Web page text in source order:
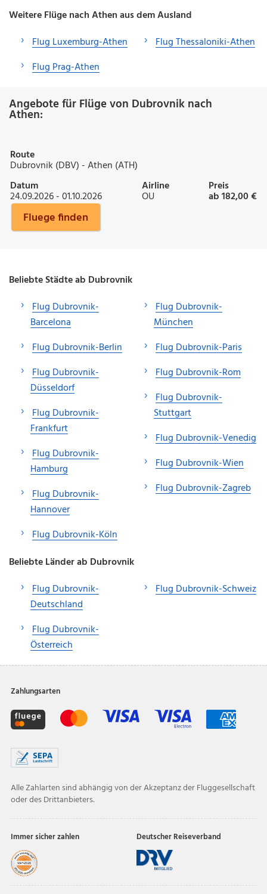
Weitere Flüge nach Athen aus dem Ausland
Flug Luxemburg-Athen
Flug Prag-Athen
Flug Thessaloniki-Athen
Angebote für Flüge von Dubrovnik nach
Athen:
Route
Dubrovnik (DBV) - Athen (ATH)
Datum
24.09.2026 - 01.10.2026
Airline
OU
Preis
ab 182,00 €
Fluege finden
Beliebte Städte ab Dubrovnik
Flug Dubrovnik-
Barcelona
Flug Dubrovnik-Berlin
Flug Dubrovnik-
Düsseldorf
Flug Dubrovnik-
Frankfurt
Flug Dubrovnik-
Hamburg
Flug Dubrovnik-
Hannover
Flug Dubrovnik-Köln
Flug Dubrovnik-
München
Flug Dubrovnik-Paris
Flug Dubrovnik-Rom
Flug Dubrovnik-
Stuttgart
Flug Dubrovnik-Venedig
Flug Dubrovnik-Wien
Flug Dubrovnik-Zagreb
Beliebte Länder ab Dubrovnik
Flug Dubrovnik-
Deutschland
Flug Dubrovnik-
Österreich
Flug Dubrovnik-Schweiz